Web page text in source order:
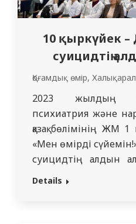
10 қыркүйек –
суицидтің
Қоғамдық өмір,
2023 жылдың
психиатрия және
қазақ бөлімінің ЖМ
«Мен өмірді
суицидтің алдын
«Рухани жаңғыру»
Details